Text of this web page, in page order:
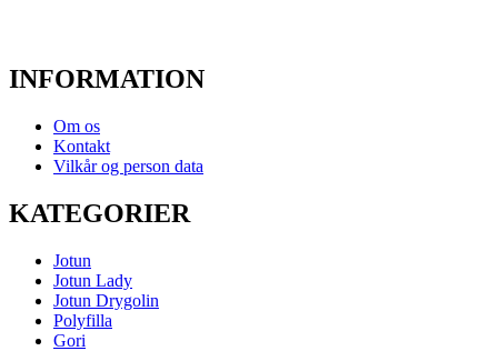
INFORMATION
Om os
Kontakt
Vilkår og person data
KATEGORIER
Jotun
Jotun Lady
Jotun Drygolin
Polyfilla
Gori